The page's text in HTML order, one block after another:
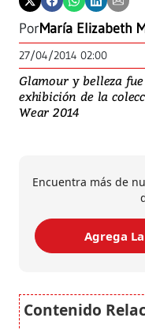
PorMaría Elizabeth
27/04/2014 02:00
Glamour y belleza
exhibición de la
Wear 2014
Encuentra más de
Agrega